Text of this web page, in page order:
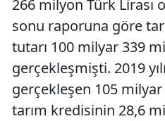
266 milyon Türk Lirası
sonu raporuna göre
tutarı 100 milyar 339
gerçekleşmişti. 2019
gerçekleşen 105
tarım kredisinin 28,6